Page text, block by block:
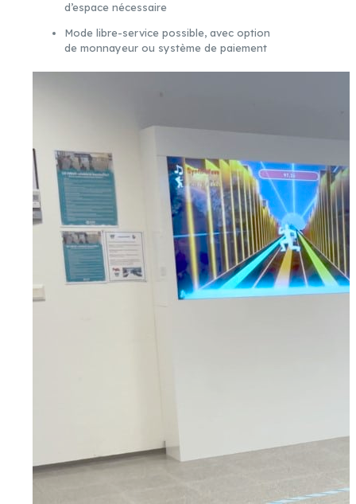
d’espace nécessaire
Mode libre-service possible, avec option
de monnayeur ou système de paiement